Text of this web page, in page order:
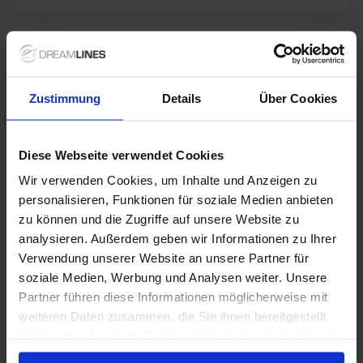
Zustimmung Details Über Cookies
Diese Webseite verwendet Cookies
Wir verwenden Cookies, um Inhalte und Anzeigen zu
personalisieren, Funktionen für soziale Medien anbieten
zu können und die Zugriffe auf unsere Website zu
analysieren. Außerdem geben wir Informationen zu Ihrer
Verwendung unserer Website an unsere Partner für
soziale Medien, Werbung und Analysen weiter. Unsere
Partner führen diese Informationen möglicherweise mit
weiteren Daten zusammen, die Sie ihnen bereitgestellt
gesammelt haben.
Speciale aanbiedingen
Premium All Inclusive inbegrepen
Met Premium All Inclusive van Mein Schiff zijn
premium dranken, restaurants, fooien, entertainment
en vele faciliteiten standaard inbegrepen. Zo geniet je
optimaal van jouw cruise, zonder onverwachte extra
kosten.
1 / 58